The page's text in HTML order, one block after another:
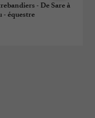
- De Sare à
- équestre